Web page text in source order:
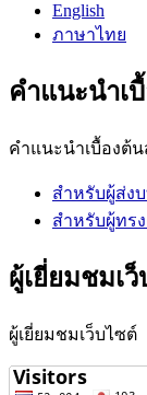
English
ภาษาไทย
คำแนะนำเ
คำแนะนำเบื้องต้
สำหรับผู้ส่ง
สำหรับผู้ทร
ผู้เยี่ยมชมเ
ผู้เยี่ยมชมเว็บไซต์